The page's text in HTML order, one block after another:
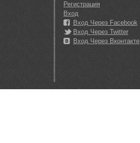
Регистрация
Вход
Вход Через Facebook
Вход Через Twitter
Вход Через Вконтакте